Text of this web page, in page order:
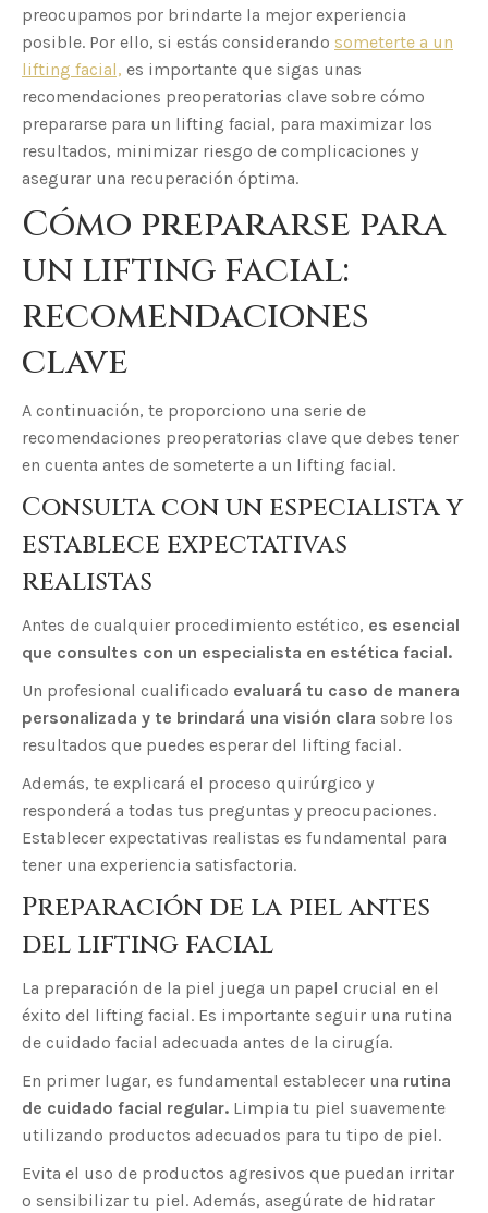
preocupamos por brindarte la mejor experiencia
posible. Por ello, si estás considerando someterte a un
lifting facial, es importante que sigas unas
recomendaciones preoperatorias clave sobre cómo
prepararse para un lifting facial, para maximizar los
resultados, minimizar riesgo de complicaciones y
asegurar una recuperación óptima.
Cómo prepararse para
un lifting facial:
recomendaciones
clave
A continuación, te proporciono una serie de
recomendaciones preoperatorias clave que debes tener
en cuenta antes de someterte a un lifting facial.
Consulta con un especialista y
establece expectativas
realistas
Antes de cualquier procedimiento estético, es esencial
que consultes con un especialista en estética facial.
Un profesional cualificado evaluará tu caso de manera
personalizada y te brindará una visión clara sobre los
resultados que puedes esperar del lifting facial.
Además, te explicará el proceso quirúrgico y
responderá a todas tus preguntas y preocupaciones.
Establecer expectativas realistas es fundamental para
tener una experiencia satisfactoria.
Preparación de la piel antes
del lifting facial
La preparación de la piel juega un papel crucial en el
éxito del lifting facial. Es importante seguir una rutina
de cuidado facial adecuada antes de la cirugía.
En primer lugar, es fundamental establecer una rutina
de cuidado facial regular. Limpia tu piel suavemente
utilizando productos adecuados para tu tipo de piel.
Evita el uso de productos agresivos que puedan irritar
o sensibilizar tu piel. Además, asegúrate de hidratar